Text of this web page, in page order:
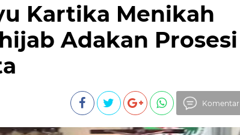
Kartika Menikah
Adakan Prosesi
Komentar